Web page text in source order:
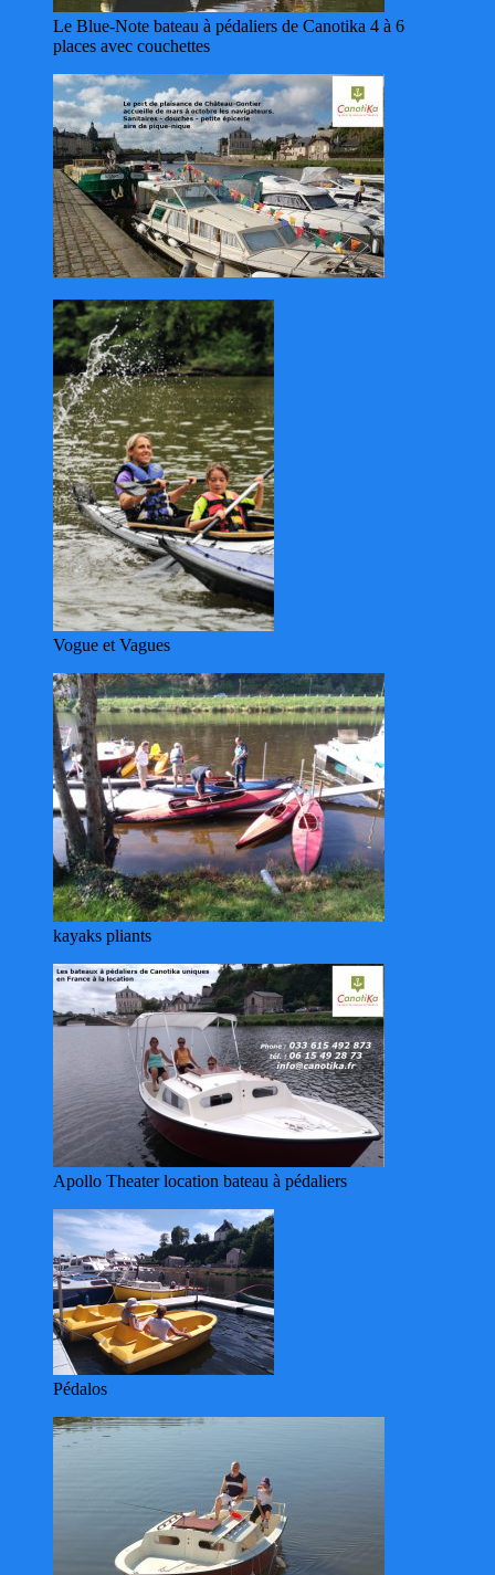
Le Blue-Note bateau à pédaliers de Canotika 4 à 6
places avec couchettes
Vogue et Vagues
kayaks pliants
Apollo Theater location bateau à pédaliers
Pédalos